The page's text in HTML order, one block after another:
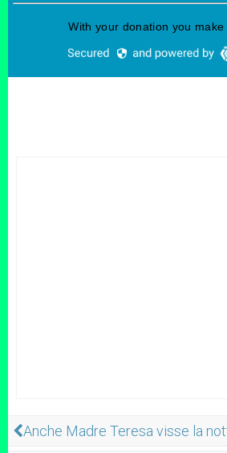
Anche Madre Teresa visse la